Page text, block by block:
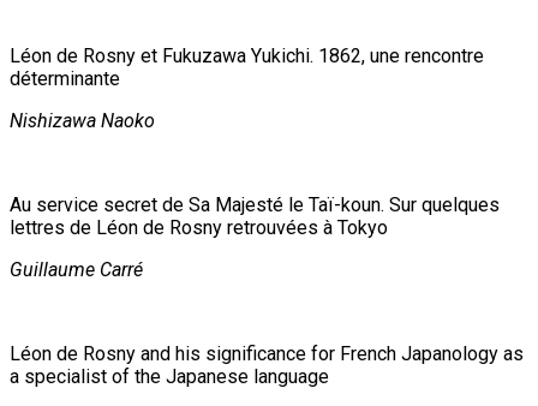
Léon de Rosny et Fukuzawa Yukichi. 1862, une rencontre
déterminante
Nishizawa Naoko
Au service secret de Sa Majesté le Taï-koun. Sur quelques
lettres de Léon de Rosny retrouvées à Tokyo
Guillaume Carré
Léon de Rosny and his significance for French Japanology as
a specialist of the Japanese language